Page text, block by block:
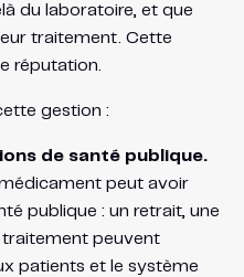
du laboratoire, et que
traitement. Cette
réputation.
gestion :
de santé publique.
peut avoir
publique : un retrait, une
traitement peuvent
patients et le système